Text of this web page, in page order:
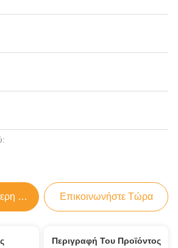
Τιμή Επικοινωνήστε Τώρα
Περιγραφή Του Προϊόντος